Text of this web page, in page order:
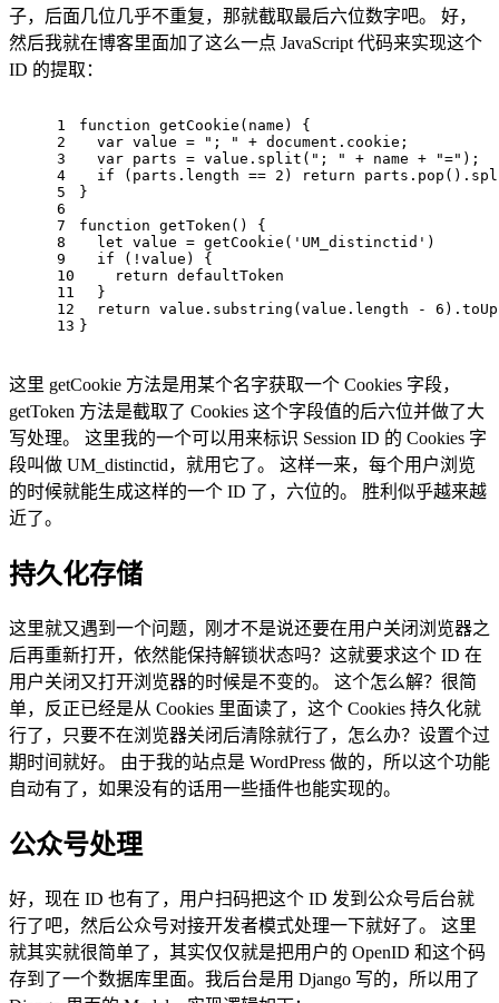
子，后面几位几乎不重复，那就截取最后六位数字吧。 好，
然后我就在博客里面加了这么一点 JavaScript 代码来实现这个
ID 的提取：
1
2
3
4
5
6
7
8
9
10
11
12
13
function getCookie (name ) {
  var
value = "; " + document .cookie;
  var parts =
value .split( "; " + name + "=" );
if (parts.length == 2 ) return
}
function getToken() {
let value = getCookie( 'UM_distinctid' )
if (! value ) {
return defaultToken
  }
return value .substring ( value .length - 6
}
这里 getCookie 方法是用某个名字获取一个 Cookies 字段，
getToken 方法是截取了 Cookies 这个字段值的后六位并做了大
写处理。 这里我的一个可以用来标识 Session ID 的 Cookies 字
段叫做 UM_distinctid，就用它了。 这样一来，每个用户浏览
的时候就能生成这样的一个 ID 了，六位的。 胜利似乎越来越
近了。
持久化存储
这里就又遇到一个问题，刚才不是说还要在用户关闭浏览器之
后再重新打开，依然能保持解锁状态吗？这就要求这个 ID 在
用户关闭又打开浏览器的时候是不变的。 这个怎么解？很简
单，反正已经是从 Cookies 里面读了，这个 Cookies 持久化就
行了，只要不在浏览器关闭后清除就行了，怎么办？设置个过
期时间就好。 由于我的站点是 WordPress 做的，所以这个功能
自动有了，如果没有的话用一些插件也能实现的。
公众号处理
好，现在 ID 也有了，用户扫码把这个 ID 发到公众号后台就
行了吧，然后公众号对接开发者模式处理一下就好了。 这里
就其实就很简单了，其实仅仅就是把用户的 OpenID 和这个码
存到了一个数据库里面。我后台是用 Django 写的，所以用了